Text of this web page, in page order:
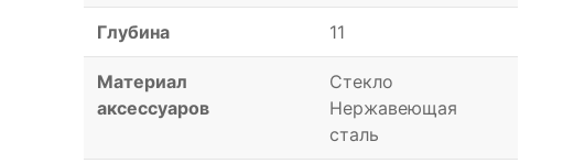
Глубина 11
Материал
аксессуаров
Стекло
Нержавеющая
сталь